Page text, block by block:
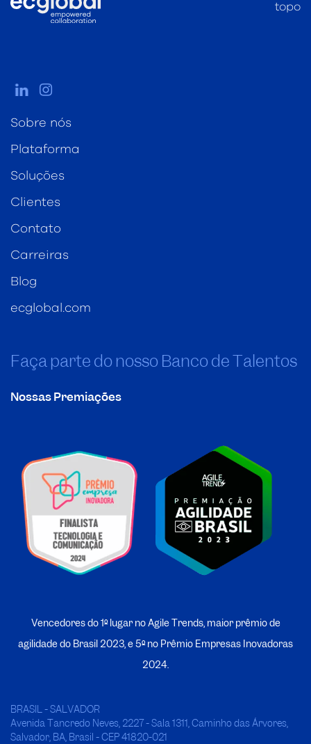
topo
Sobre nós
Plataforma
Soluções
Clientes
Contato
Carreiras
Blog
ecglobal.com
Faça parte do nosso Banco de Talentos
Nossas Premiações
Vencedores do 1º lugar no Agile Trends, maior prêmio de
agilidade do Brasil 2023, e 5º no Prêmio Empresas Inovadoras
2024.
BRASIL - SALVADOR
Avenida Tancredo Neves, 2227 - Sala 1311, Caminho das Árvores,
Salvador, BA, Brasil - CEP 41820-021